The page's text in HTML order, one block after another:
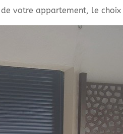
votre appartement, le choix